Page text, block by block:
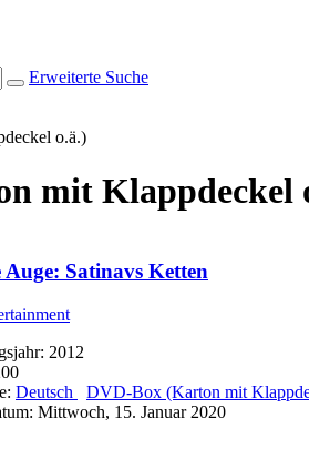
Erweiterte Suche
o.ä.)
mit Klappdeckel
Auge: Satinavs Ketten
2012
Deutsch DVD-Box (Karton mit
Mittwoch, 15. Januar 2020